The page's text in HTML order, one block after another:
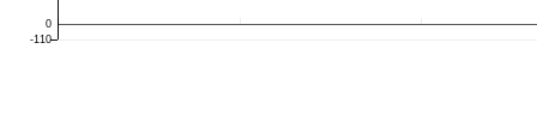
-110
0